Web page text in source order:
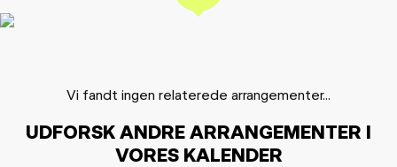
Vi fandt ingen relaterede arrangementer...
UDFORSK ANDRE ARRANGEMENTER I
VORES KALENDER